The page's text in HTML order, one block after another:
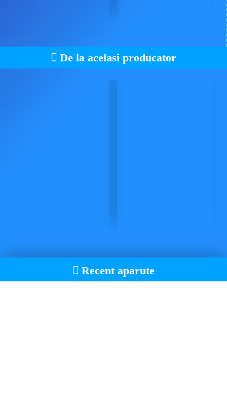
De la acelasi producator
Recent aparute